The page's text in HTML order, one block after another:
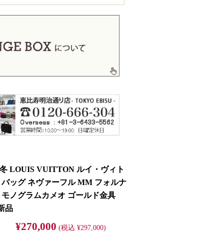
LOUIS VUITTON ルイ・ヴィト
ッグ ネヴァーフル MM フォルナ
ノグラムカメオ ゴールド金具
品
¥270,000 (税込 ¥297,000)